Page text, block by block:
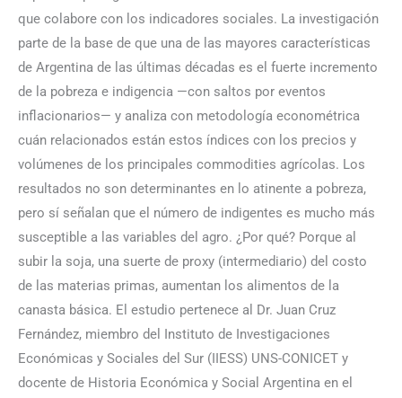
que colabore con los indicadores sociales. La investigación
parte de la base de que una de las mayores características
de Argentina de las últimas décadas es el fuerte incremento
de la pobreza e indigencia —con saltos por eventos
inflacionarios— y analiza con metodología econométrica
cuán relacionados están estos índices con los precios y
volúmenes de los principales commodities agrícolas. Los
resultados no son determinantes en lo atinente a pobreza,
pero sí señalan que el número de indigentes es mucho más
susceptible a las variables del agro. ¿Por qué? Porque al
subir la soja, una suerte de proxy (intermediario) del costo
de las materias primas, aumentan los alimentos de la
canasta básica. El estudio pertenece al Dr. Juan Cruz
Fernández, miembro del Instituto de Investigaciones
Económicas y Sociales del Sur (IIESS) UNS-CONICET y
docente de Historia Económica y Social Argentina en el